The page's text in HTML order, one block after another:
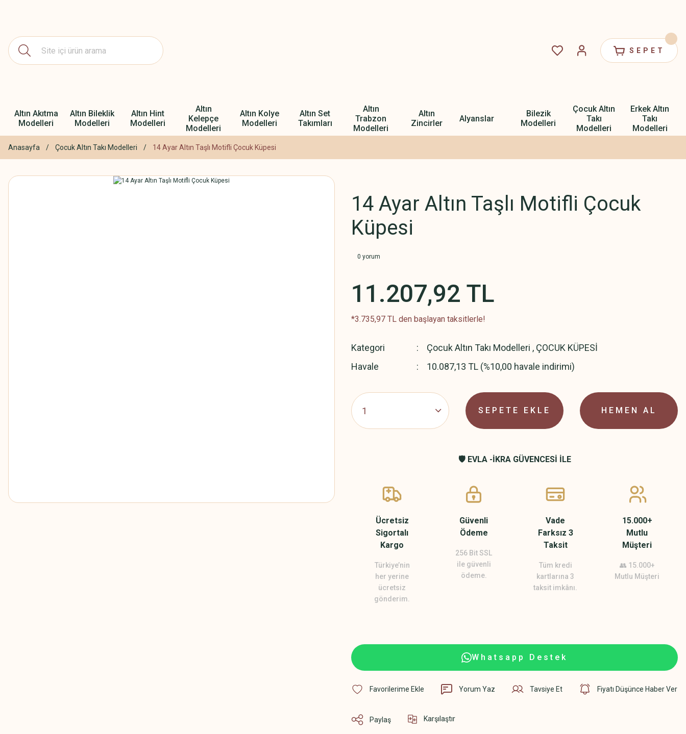
SEPET
Altın Akıtma
Modelleri
Altın Bileklik
Modelleri
Altın Hint
Modelleri
Altın
Kelepçe
Modelleri
Altın Kolye
Modelleri
Altın Set
Takımları
Altın
Trabzon
Modelleri
Altın
Zincirler
Alyanslar
Bilezik
Modelleri
Çocuk Altın
Takı
Modelleri
Erkek Altın
Takı
Modelleri
Anasayfa Çocuk Altın Takı Modelleri 14 Ayar Altın Taşlı Motifli Çocuk Küpesi
14 Ayar Altın Taşlı Motifli Çocuk
Küpesi
0 yorum
11.207,92 TL
*3.735,97 TL den başlayan taksitlerle!
Kategori Çocuk Altın Takı Modelleri , ÇOCUK KÜPESİ
Havale
10.087,13 TL (%10,00 havale indirimi)
SEPETE EKLE HEMEN AL
🛡️ EVLA -İKRA GÜVENCESİ İLE
Ücretsiz
Sigortalı
Kargo
Türkiye’nin
her yerine
ücretsiz
gönderim.
Güvenli
Ödeme
256 Bit SSL
ile güvenli
ödeme.
Vade
Farksız 3
Taksit
Tüm kredi
kartlarına 3
taksit imkânı.
15.000+
Mutlu
Müşteri
👥 15.000+
Mutlu Müşteri
Whatsapp Destek
Yorum Yaz Tavsiye Et Fiyatı Düşünce Haber Ver
Paylaş Karşılaştır